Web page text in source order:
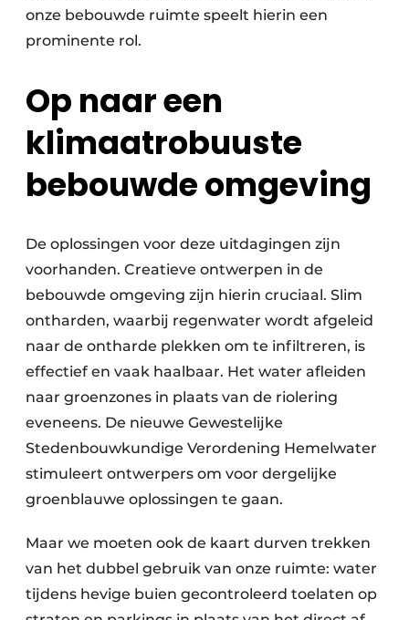
onze bebouwde ruimte speelt hierin een
prominente rol.
Op naar een
klimaatrobuuste
bebouwde omgeving
De oplossingen voor deze uitdagingen zijn
voorhanden. Creatieve ontwerpen in de
bebouwde omgeving zijn hierin cruciaal. Slim
ontharden, waarbij regenwater wordt afgeleid
naar de ontharde plekken om te infiltreren, is
effectief en vaak haalbaar. Het water afleiden
naar groenzones in plaats van de riolering
eveneens. De nieuwe Gewestelijke
Stedenbouwkundige Verordening Hemelwater
stimuleert ontwerpers om voor dergelijke
groenblauwe oplossingen te gaan.
Maar we moeten ook de kaart durven trekken
van het dubbel gebruik van onze ruimte: water
tijdens hevige buien gecontroleerd toelaten op